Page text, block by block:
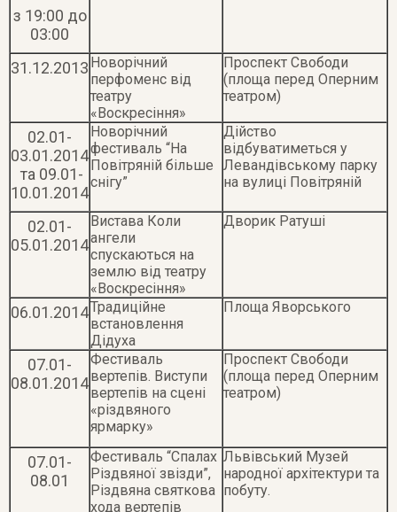
з 19:00 до
03:00
31.12.2013 Новорічний
перфоменс від
театру
«Воскресіння»
Проспект Свободи
(площа перед Оперним
театром)
02.01-
03.01.2014
та 09.01-
10.01.2014
Новорічний
фестиваль “На
Повітряній більше
снігу”
Дійство
відбуватиметься у
Левандівському парку
на вулиці Повітряній
02.01-
05.01.2014
Вистава Коли
ангели
спускаються на
землю від театру
«Воскресіння»
Дворик Ратуші
06.01.2014Традиційне
встановлення
Дідуха
Площа Яворського
07.01-
08.01.2014
Фестиваль
вертепів. Виступи
вертепів на сцені
«різдвяного
ярмарку»
Проспект Свободи
(площа перед Оперним
театром)
07.01-
08.01
Фестиваль “Спалах
Різдвяної звізди”,
Різдвяна святкова
хода вертепів
Львівський Музей
народної архітектури та
побуту.